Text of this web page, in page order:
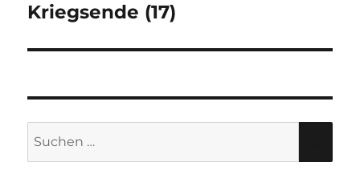
Beitrag:
Kriegsende (17)